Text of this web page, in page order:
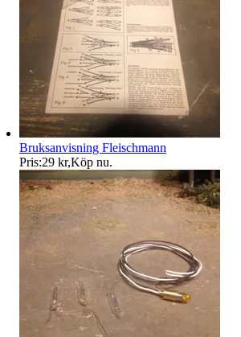
Bruksanvisning Fleischmann
Pris:29 kr,Köp nu.